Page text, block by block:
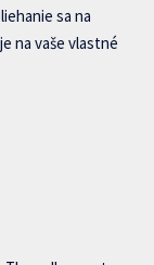
sa na
na vaše vlastné